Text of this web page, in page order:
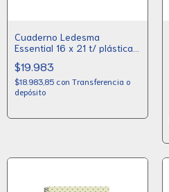
Cuaderno Ledesma
Essential 16 x 21 t/ plástica x
$19.983
$18.983,85 con Transferencia o
depósito